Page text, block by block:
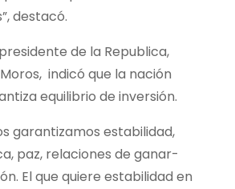
destacó.
de la Republica,
indicó que la nación
equilibrio de inversión.
garantizamos estabilidad,
paz, relaciones de ganar-
El que quiere estabilidad en